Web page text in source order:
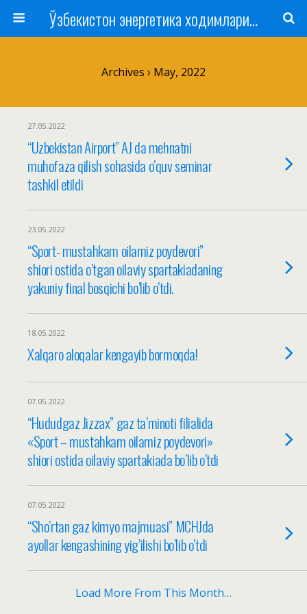
Ўзбекистон энергетика ходимлари касаба уюшмаси
Archives › May, 2022
27.05.2022
“Uzbekistan Airport” AJ da mehnatni
muhofaza qilish sohasida o’quv seminar
tashkil etildi
23.05.2022
“Sport- mustahkam oilamiz poydevori”
shiori ostida o’tgan oilaviy spartakiadaning
yakuniy final bosqichi bo’lib o’tdi.
18.05.2022
Xalqaro aloqalar kengayib bormoqda!
07.05.2022
“Hududgaz Jizzax” gaz ta’minoti filialida
«Sport – mustahkam oilamiz poydevori»
shiori ostida oilaviy spartakiada bo’lib o’tdi
07.05.2022
“Sho’rtan gaz kimyo majmuasi” MCHJda
ayollar kengashining yig’ilishi bo’lib o’tdi
Load More From This Month…